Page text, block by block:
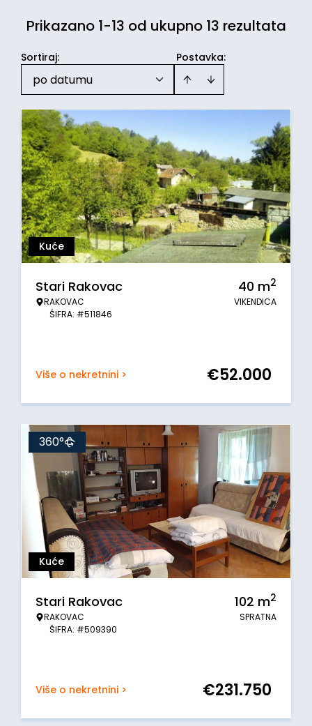
Prikazano 1-13 od ukupno 13 rezultata
Postavka:
Sortiraj:
po datumu
Kuće
Stari Rakovac
RAKOVAC
ŠIFRA: #511846
40 m2
VIKENDICA
Više o nekretnini > €52.000
Kuće
360°
Stari Rakovac
RAKOVAC
ŠIFRA: #509390
102 m2
SPRATNA
Više o nekretnini > €231.750